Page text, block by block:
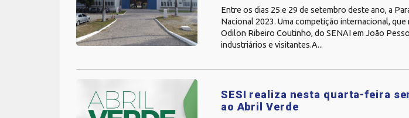
Entre os dias 25 e 29 de setembro deste ano, a
Nacional 2023. Uma competição internacional,
Odilon Ribeiro Coutinho, do SENAI em João
industriários e visitantes.A...
SESI realiza nesta quarta-feira
ao Abril Verde